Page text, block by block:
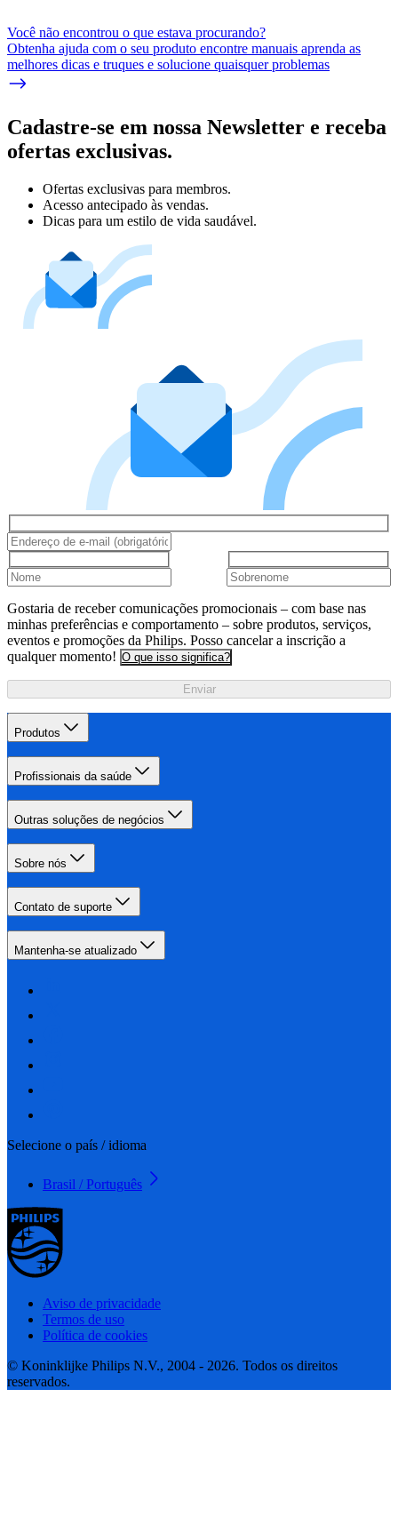
Você não encontrou o que estava procurando?
Obtenha ajuda com o seu produto encontre manuais aprenda as
melhores dicas e truques e solucione quaisquer problemas
Cadastre-se em nossa Newsletter e receba
ofertas exclusivas.
Ofertas exclusivas para membros.
Acesso antecipado às vendas.
Dicas para um estilo de vida saudável.
Gostaria de receber comunicações promocionais – com base nas
minhas preferências e comportamento – sobre produtos, serviços,
eventos e promoções da Philips. Posso cancelar a inscrição a
qualquer momento! O que isso significa?
Enviar
Produtos
Profissionais da saúde
Outras soluções de negócios
Sobre nós
Contato de suporte
Mantenha-se atualizado
Selecione o país / idioma
Brasil / Português
Aviso de privacidade
Termos de uso
Política de cookies
© Koninklijke Philips N.V., 2004 - 2026. Todos os direitos
reservados.